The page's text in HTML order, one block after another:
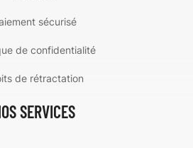
sécurisé
de confidentialité
de rétractation
SERVICES